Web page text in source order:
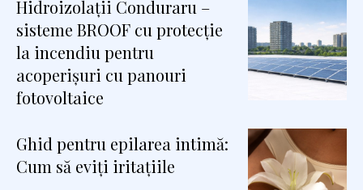
Hidroizolații Conduraru –
sisteme BROOF cu protecție
la incendiu pentru
acoperișuri cu panouri
fotovoltaice
Ghid pentru epilarea intimă:
Cum să eviți iritațiile